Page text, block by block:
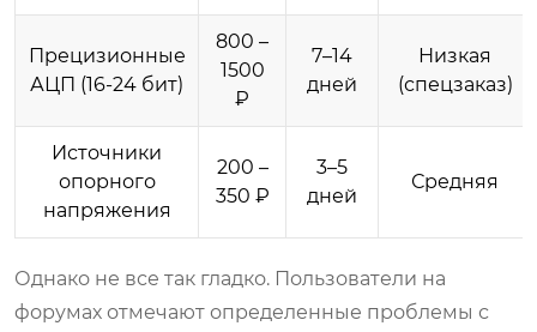
Прецизионные
АЦП (16-24 бит)
800 –
1500
₽
7–14
дней
Низкая
(спецзаказ)
Источники
опорного
напряжения
200 –
350 ₽
3–5
дней
Средняя
Однако не все так гладко. Пользователи на
форумах отмечают определенные проблемы с